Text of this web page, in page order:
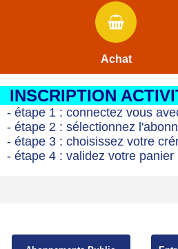
PLANNING
Achat
INSCRIPTION
- étape 1 : connectez vous
- étape 2 : sélectionnez
- étape 3 : choisissez votre
- étape 4 : validez votre